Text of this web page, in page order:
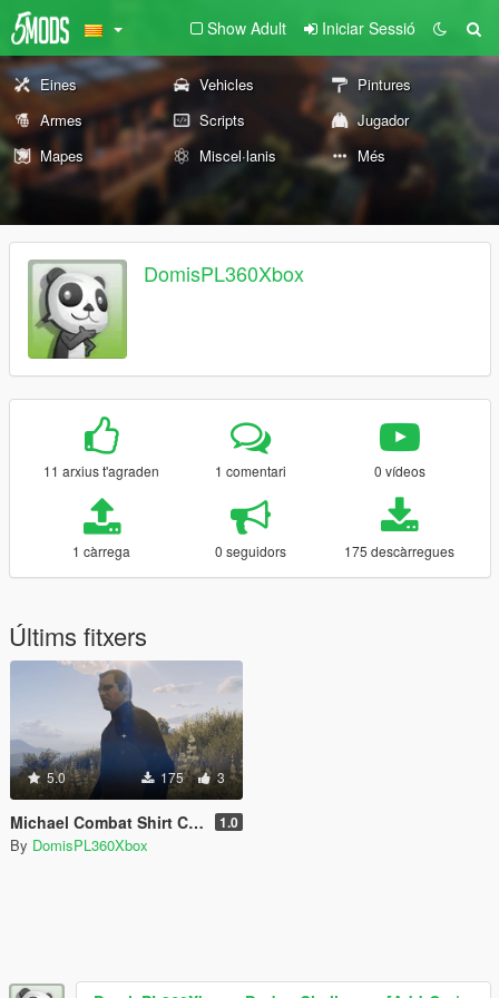
Show Adult Iniciar Sessió
Eines Vehicles
Pintures
Armes
Scripts
Jugador
Mapes
Miscel·lanis Més
DomisPL360Xbox
11 arxius t'agraden 1 comentari 0 vídeos
1 càrrega 0 seguidors 175 descàrregues
Últims fitxers
5.0 175 3
Michael Combat Shirt Camo Retexture 1.0
By DomisPL360Xbox